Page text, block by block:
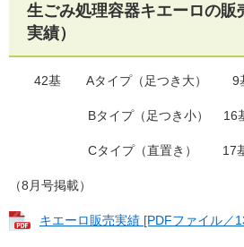
生ごみ処理容器キエーロの販
実績）
42基 Aタイプ（足つき大） 9
Bタイプ（足つき小） 16
Cタイプ（直置き） 17
（8月号掲載）
キエーロ販売実績 [PDFファイル／